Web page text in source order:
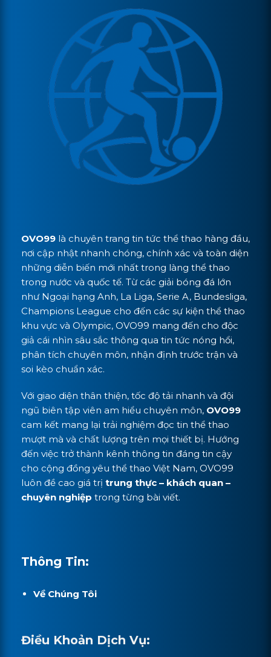
OVO99 là chuyên trang tin tức thể thao hàng đầu,
nơi cập nhật nhanh chóng, chính xác và toàn diện
những diễn biến mới nhất trong làng thể thao
trong nước và quốc tế. Từ các giải bóng đá lớn
như Ngoại hạng Anh, La Liga, Serie A, Bundesliga,
Champions League cho đến các sự kiện thể thao
khu vực và Olympic, OVO99 mang đến cho độc
giả cái nhìn sâu sắc thông qua tin tức nóng hổi,
phân tích chuyên môn, nhận định trước trận và
soi kèo chuẩn xác.
Với giao diện thân thiện, tốc độ tải nhanh và đội
ngũ biên tập viên am hiểu chuyên môn, OVO99
cam kết mang lại trải nghiệm đọc tin thể thao
mượt mà và chất lượng trên mọi thiết bị. Hướng
đến việc trở thành kênh thông tin đáng tin cậy
cho cộng đồng yêu thể thao Việt Nam, OVO99
luôn đề cao giá trị trung thực – khách quan –
chuyên nghiệp trong từng bài viết.
Thông Tin:
Về Chúng Tôi
Điều Khoản Dịch Vụ: